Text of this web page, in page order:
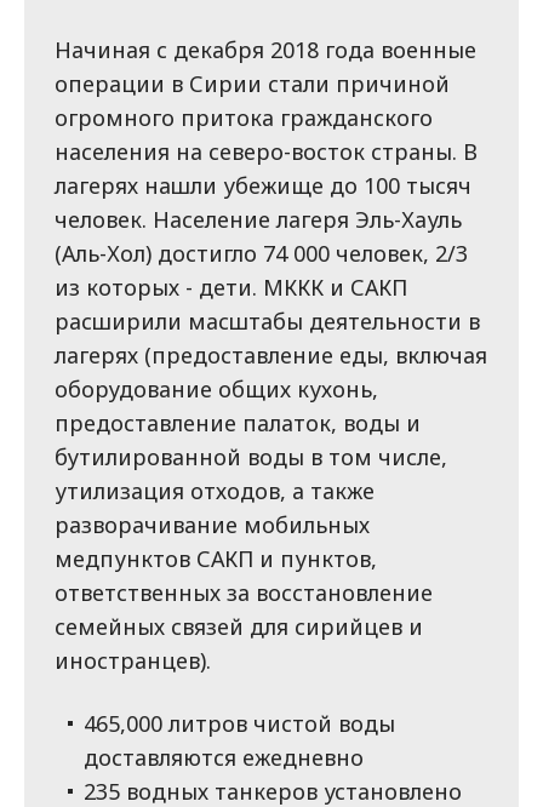
Начиная с декабря 2018 года военные
операции в Сирии стали причиной
огромного притока гражданского
населения на северо-восток страны. В
лагерях нашли убежище до 100 тысяч
человек. Население лагеря Эль-Хауль
(Аль-Хол) достигло 74 000 человек, 2/3
из которых - дети. МККК и САКП
расширили масштабы деятельности в
лагерях (предоставление еды, включая
оборудование общих кухонь,
предоставление палаток, воды и
бутилированной воды в том числе,
утилизация отходов, а также
разворачивание мобильных
медпунктов САКП и пунктов,
ответственных за восстановление
семейных связей для сирийцев и
иностранцев).
465,000 литров чистой воды
доставляются ежедневно
235 водных танкеров установлено